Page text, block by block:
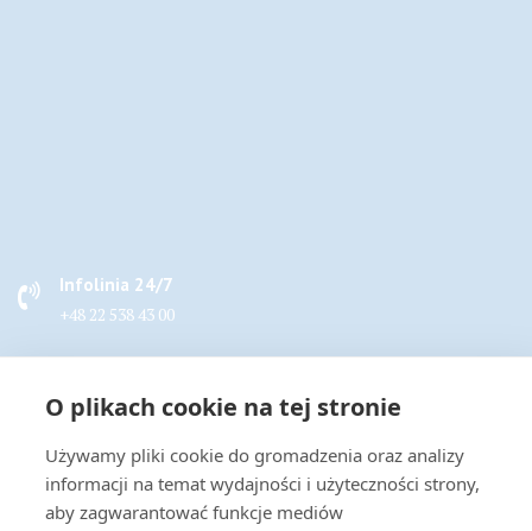
Infolinia 24/7
+48 22 538 43 00
handel@actus-info.pl
Biuro
Wrocław, ul. Borowska 283B
O plikach cookie na tej stronie
Używamy pliki cookie do gromadzenia oraz analizy
informacji na temat wydajności i użyteczności strony,
aby zagwarantować funkcje mediów